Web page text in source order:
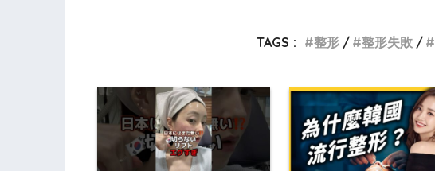
TAGS :
整形 整形失敗